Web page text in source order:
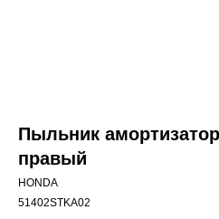
Пыльник
правый
HONDA
51402STKA02